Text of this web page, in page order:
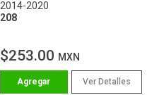
2014-2020
208
$253.00 MXN
Ver Detalles